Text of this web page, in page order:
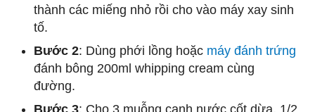
thành các miếng nhỏ rồi cho vào máy xay sinh
tố.
Bước 2: Dùng phới lồng hoặc máy đánh trứng
đánh bông 200ml whipping cream cùng
đường.
Bước 3: Cho 3 muỗng canh nước cốt dừa, 1/2